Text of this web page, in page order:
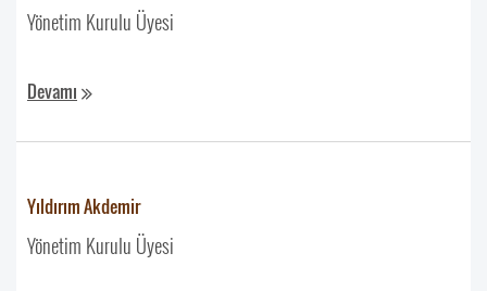
Yönetim Kurulu Üyesi
Devamı
Yıldırım Akdemir
Yönetim Kurulu Üyesi